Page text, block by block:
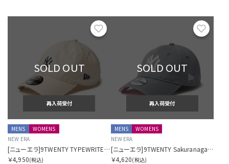
お気に入り
SOLD OUT
再入荷受付
MENS
WOMENS
NEW ERA
[ニューエラ]9TWENTY TYPEWRITER ニューヨーク・ヤンキース タイプライター ライトベージュ
￥4,950(税込)
SOLD OUT
再入荷受付
MENS
WOMENS
NEW ERA
[ニューエラ]9TWENTY Sakuranagashi 桜流し ニューヨーク・ヤンキース ストームグレー
￥4,620(税込)